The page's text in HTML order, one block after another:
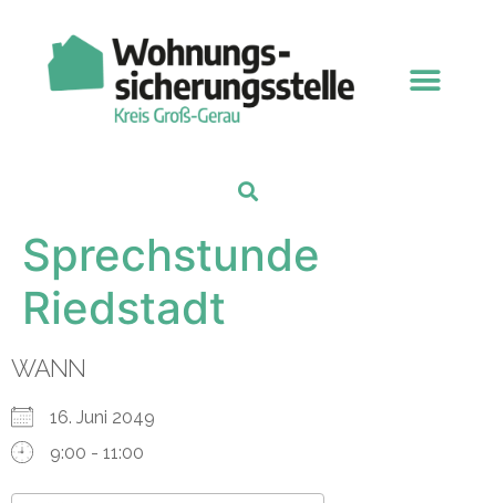
Sprechstunde
Riedstadt
WANN
16. Juni 2049
9:00 - 11:00